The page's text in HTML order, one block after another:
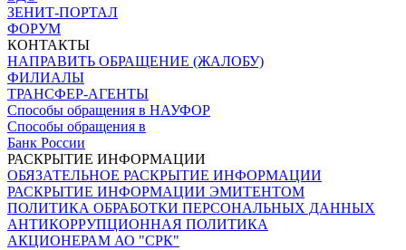
ЗЕНИТ-ПОРТАЛ
ФОРУМ
КОНТАКТЫ
НАПРАВИТЬ ОБРАЩЕНИЕ (ЖАЛОБУ)
ФИЛИАЛЫ
ТРАНСФЕР-АГЕНТЫ
Способы обращения в НАУФОР
Способы обращения в
Банк России
РАСКРЫТИЕ ИНФОРМАЦИИ
ОБЯЗАТЕЛЬНОЕ РАСКРЫТИЕ ИНФОРМАЦИИ
РАСКРЫТИЕ ИНФОРМАЦИИ ЭМИТЕНТОМ
ПОЛИТИКА ОБРАБОТКИ ПЕРСОНАЛЬНЫХ ДАННЫХ
АНТИКОРРУПЦИОННАЯ ПОЛИТИКА
АКЦИОНЕРАМ АО "СРК"